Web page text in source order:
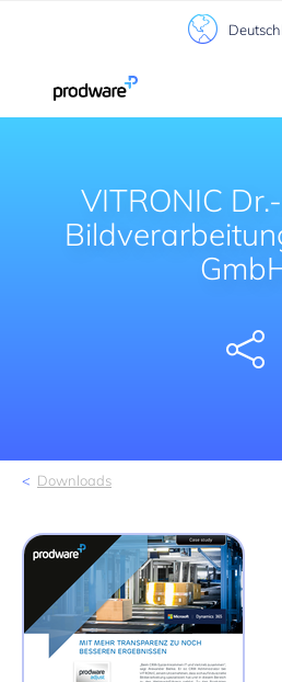
VITRONIC
Downloads